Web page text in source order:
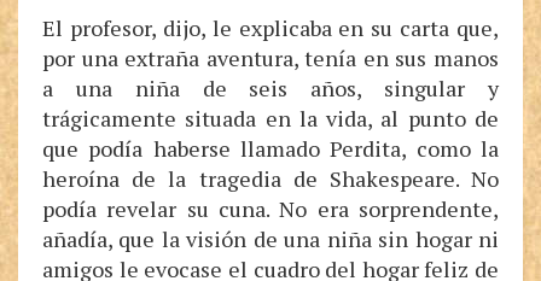
El profesor, dijo, le explicaba en su carta que,
por una extraña aventura, tenía en sus manos
a una niña de seis años, singular y
trágicamente situada en la vida, al punto de
que podía haberse llamado Perdita, como la
heroína de la tragedia de Shakespeare. No
podía revelar su cuna. No era sorprendente,
añadía, que la visión de una niña sin hogar ni
amigos le evocase el cuadro del hogar feliz de